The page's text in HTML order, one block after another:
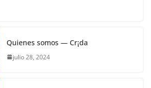
Quienes somos — Cr¡da
julio 28, 2024